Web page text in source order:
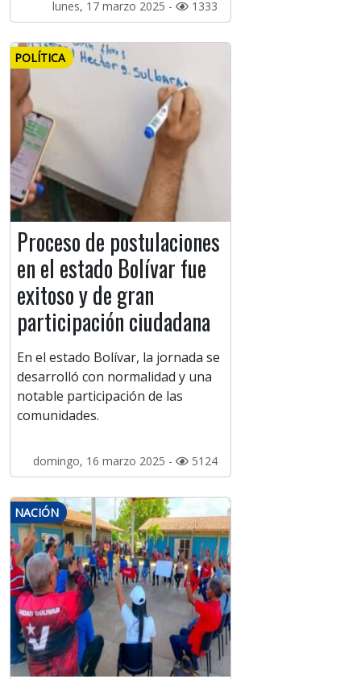
lunes, 17 marzo 2025 - 1333
POLÍTICA
Proceso de postulaciones
en el estado Bolívar fue
exitoso y de gran
participación ciudadana
En el estado Bolívar, la jornada se
desarrolló con normalidad y una
notable participación de las
comunidades.
domingo, 16 marzo 2025 - 5124
NACIÓN